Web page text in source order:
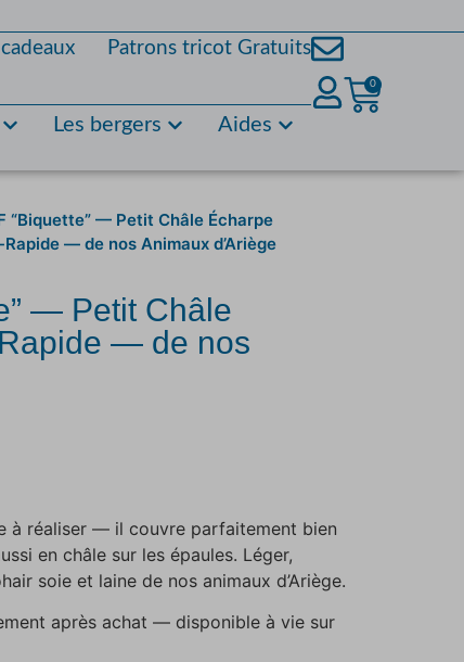
Patrons tricot Gratuits
Les bergers Aides
0
“Biquette” — Petit Châle Écharpe
— de nos Animaux d’Ariège
— Petit Châle
— de nos
à réaliser — il couvre parfaitement bien
en châle sur les épaules. Léger,
soie et laine de nos animaux d’Ariège.
après achat — disponible à vie sur